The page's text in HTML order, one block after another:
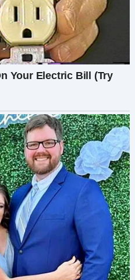
времени не
обиделись. И
что вел он себя не
настоящая
Так ведь Сашка
здесь.
женщина увлекла ее к
посмотрел на
здесь оказалась? С
Ну, если не считать
мотаться к вам каждый
приехать сама.
немного проясняться.